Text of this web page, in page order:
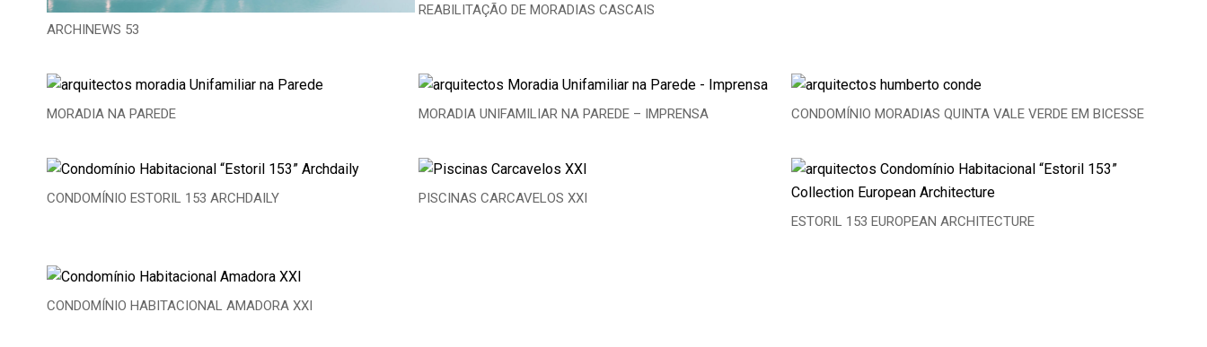
ARCHINEWS 53
REABILITAÇÃO DE MORADIAS CASCAIS
MORADIA NA PAREDE MORADIA UNIFAMILIAR NA PAREDE – IMPRENSA CONDOMÍNIO MORADIAS QUINTA VALE VERDE EM BICESSE
CONDOMÍNIO ESTORIL 153 ARCHDAILY
PISCINAS CARCAVELOS XXI
ESTORIL 153 EUROPEAN ARCHITECTURE
CONDOMÍNIO HABITACIONAL AMADORA XXI